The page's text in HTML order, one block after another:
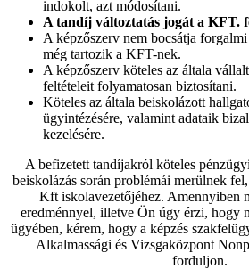
indokolt, azt módosítani.
A tandíj változtatás jogát a KFT.
A képzőszerv nem bocsátja
még tartozik a KFT-nek.
A képzőszerv köteles az általa
feltételeit folyamatosan biztosítani.
Köteles az általa beiskolázott
ügyintézésére, valamint adataik
kezelésére.
A befizetett tandíjakról köteles
beiskolázás során problémái merülnek
Kft iskolavezetőjéhez. Amennyiben
eredménnyel, illetve Ön úgy érzi, hogy
ügyében, kérem, hogy a képzés
Alkalmassági és Vizsgaközpont
forduljon.